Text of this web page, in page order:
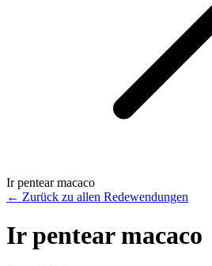
Ir pentear macaco
← Zurück zu allen Redewendungen
Ir pentear macaco